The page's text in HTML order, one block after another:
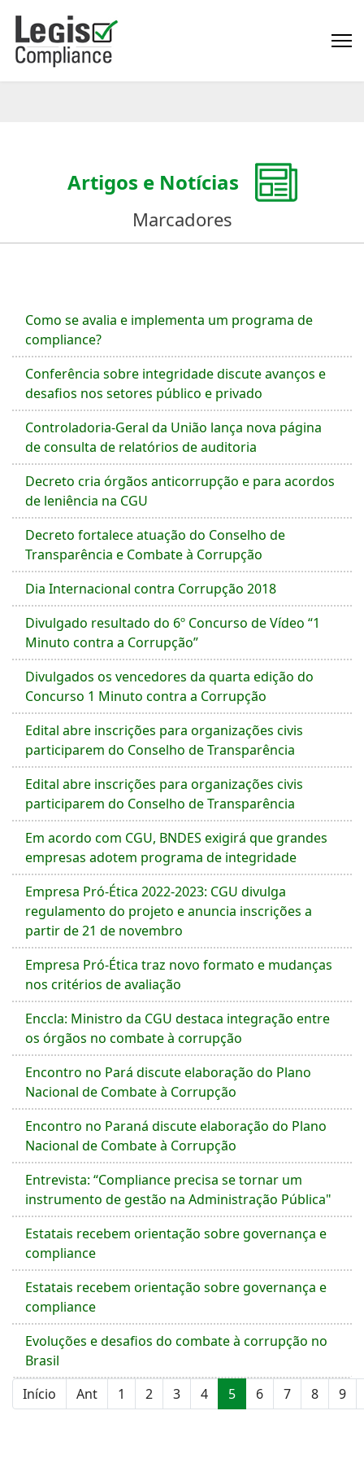
Artigos e Notícias
Marcadores
Como se avalia e implementa um programa de
compliance?
Conferência sobre integridade discute avanços e
desafios nos setores público e privado
Controladoria-Geral da União lança nova página
de consulta de relatórios de auditoria
Decreto cria órgãos anticorrupção e para acordos
de leniência na CGU
Decreto fortalece atuação do Conselho de
Transparência e Combate à Corrupção
Dia Internacional contra Corrupção 2018
Divulgado resultado do 6º Concurso de Vídeo “1
Minuto contra a Corrupção”
Divulgados os vencedores da quarta edição do
Concurso 1 Minuto contra a Corrupção
Edital abre inscrições para organizações civis
participarem do Conselho de Transparência
Edital abre inscrições para organizações civis
participarem do Conselho de Transparência
Em acordo com CGU, BNDES exigirá que grandes
empresas adotem programa de integridade
Empresa Pró-Ética 2022-2023: CGU divulga
regulamento do projeto e anuncia inscrições a
partir de 21 de novembro
Empresa Pró-Ética traz novo formato e mudanças
nos critérios de avaliação
Enccla: Ministro da CGU destaca integração entre
os órgãos no combate à corrupção
Encontro no Pará discute elaboração do Plano
Nacional de Combate à Corrupção
Encontro no Paraná discute elaboração do Plano
Nacional de Combate à Corrupção
Entrevista: “Compliance precisa se tornar um
instrumento de gestão na Administração Pública"
Estatais recebem orientação sobre governança e
compliance
Estatais recebem orientação sobre governança e
compliance
Evoluções e desafios do combate à corrupção no
Brasil
Página 5 de 10
Início Ant 1 2 3 4 5 6 7 8 9